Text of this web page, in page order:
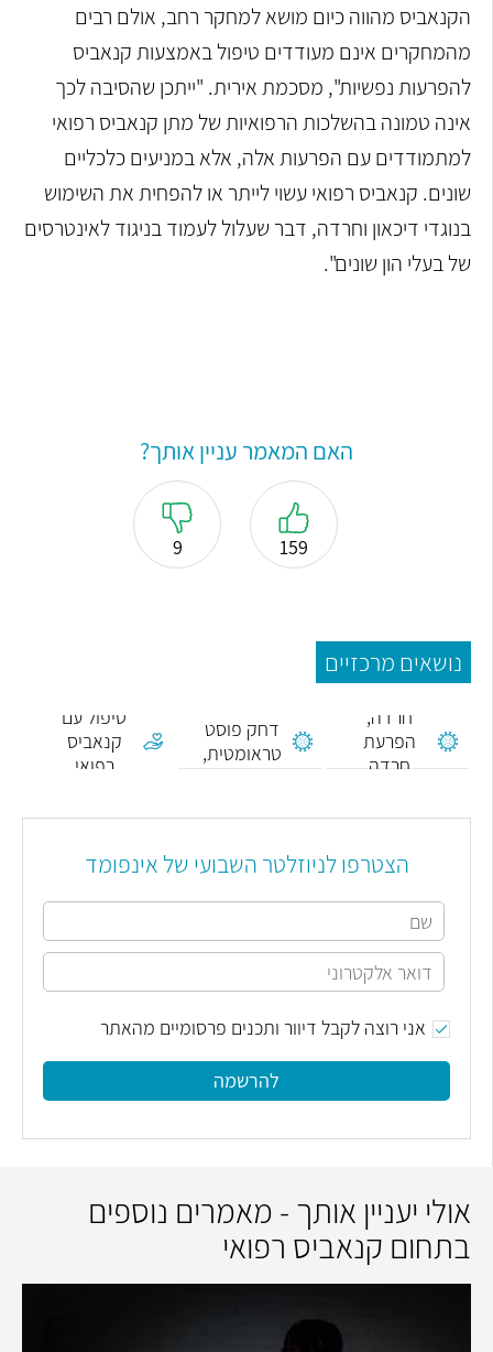
הקנאביס מהווה כיום מושא למחקר רחב, אולם רבים
מהמחקרים אינם מעודדים טיפול באמצעות קנאביס
להפרעות נפשיות", מסכמת אירית. "ייתכן שהסיבה לכך
אינה טמונה בהשלכות הרפואיות של מתן קנאביס רפואי
למתמודדים עם הפרעות אלה, אלא במניעים כלכליים
שונים. קנאביס רפואי עשוי לייתר או להפחית את השימוש
בנוגדי דיכאון וחרדה, דבר שעלול לעמוד בניגוד לאינטרסים
של בעלי הון שונים".
האם המאמר עניין אותך?
159
9
נושאים מרכזיים
חרדה,
הפרעת
חרדה
דחק פוסט
טראומטית,
PTSD
טיפול עם
קנאביס
רפואי
הצטרפו לניוזלטר השבועי של אינפומד
אני רוצה לקבל דיוור ותכנים פרסומיים מהאתר
להרשמה
אולי יעניין אותך - מאמרים נוספים
בתחום קנאביס רפואי